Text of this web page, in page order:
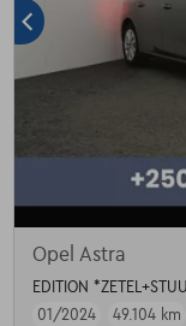
Opel Astra
EDITION
01/2024
49.104 km